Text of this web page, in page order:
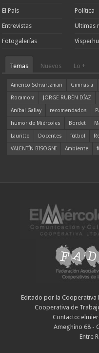
El País
Entrevistas
Fotogalerías
Política
Ultimas
Temas Nuevos Lo +
Americo Schvartzman Gimnasia
Rocamora
JORGE RUBÉN DÍAZ
Aníbal Gallay
recomendados
humor de Miércoles
Bordet
Lauritto
Docentes fútbol
VALENTÍN BISOGNI
Ambiente
Editado por la Cooperativa
Cooperativa de
Contacto:
Ameghino 68 -
Entre